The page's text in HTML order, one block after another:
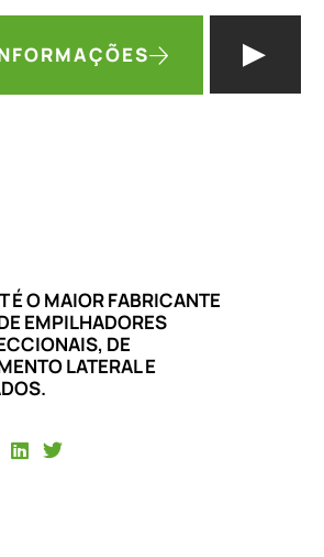
É O MAIOR FABRICANTE
EMPILHADORES
DE
LATERAL E